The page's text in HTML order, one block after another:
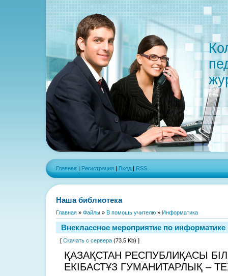
Главная | Регистрация | Вход | RSS
Наша библиотека
Главная » Файлы » В помощь учителю » Информатика
Внеклассное мероприятие по
[ Скачать с сервера (73.5 Kb) ]
ҚАЗАҚСТАН РЕСПУБЛИҚАСЫ
ЕКІБАСТҰЗ ГУМАНИТАРЛЫҚ –